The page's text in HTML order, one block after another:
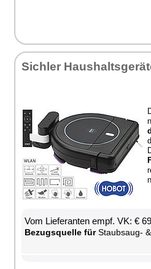
Sich­ler
Vom Lie­fe­ran­ten empf. VK: €
Be­zugs­quel­le fürStaub­saug- &